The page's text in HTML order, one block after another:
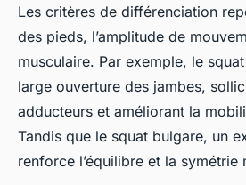
Les critères de différenciation
des pieds, l’amplitude de
musculaire. Par exemple, le
large ouverture des jambes,
adducteurs et améliorant la
Tandis que le squat bulgare, un
renforce l’équilibre et la symétrie